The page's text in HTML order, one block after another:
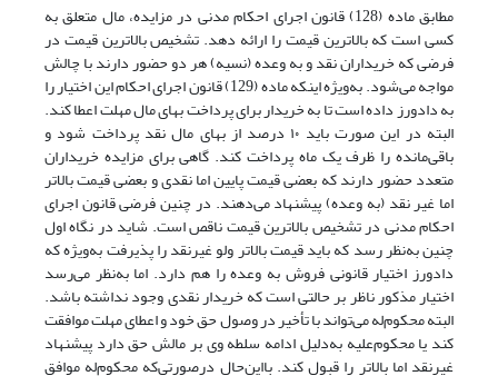
مطابق ماده (128) قانون اجرای احکام مدنی در مزایده، مال متعلق به
کسی است که بالاترین قیمت را ارائه دهد. تشخیص بالاترین قیمت در
فرضی که خریداران نقد و به وعده (نسیه) هر دو حضور دارند با چالش
مواجه می‌شود. به‌ویژه اینکه ماده (129) قانون اجرای احکام این اختیار را
به دادورز داده است تا به خریدار برای پرداخت بهای مال مهلت اعطا کند.
البته در این صورت باید ۱۰ درصد از بهای مال نقد پرداخت شود و
باقی‌مانده را ظرف یک ماه پرداخت کند. گاهی برای مزایده خریداران
متعدد حضور دارند که بعضی قیمت پایین اما نقدی و بعضی قیمت بالاتر
اما غیر نقد (به وعده) پیشنهاد می‌دهند. در چنین فرضی قانون اجرای
احکام مدنی در تشخیص بالاترین قیمت ناقص است. شاید در نگاه اول
چنین به‌نظر رسد که باید قیمت بالاتر ولو غیر‌نقد را پذیرفت به‌ویژه که
دادورز اختیار قانونی فروش به وعده را هم دارد. اما به‌نظر می‌رسد
اختیار مذکور ناظر بر حالتی است که خریدار نقدی وجود نداشته ‌باشد.
البته محکوم‌له می‌تواند با تأخیر در وصول حق خود و اعطای مهلت موافقت
کند یا محکوم‌علیه به‌دلیل ادامه سلطه وی بر مالش حق دارد پیشنهاد
غیرنقد اما بالاتر را قبول کند. بااین‌حال در‌صورتی‌که محکوم‌له موافق